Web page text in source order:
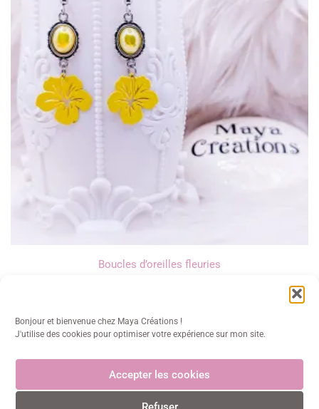
Bonjour et bienvenue chez Maya Créations !
J'utilise des cookies pour optimiser votre expérience sur mon site.
Accepter les cookies
Boucles d’oreilles fleuries
Maya Créations